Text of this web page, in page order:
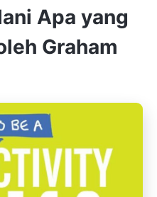
Apa yang
Graham